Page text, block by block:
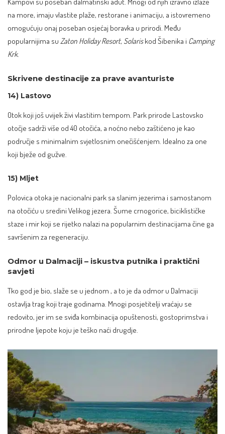
na more, imaju vlastite plaže, restorane i animaciju, a istovremeno
omogućuju onaj poseban osjećaj boravka u prirodi. Među
popularnijima su Zaton Holiday Resort, Solariskod Šibenika i Camping
Krk.
Skrivene destinacije za prave avanturiste
14) Lastovo
Otok koji još uvijek živi vlastitim tempom. Park prirode Lastovsko
otočje sadrži više od 40 otočića, a noćno nebo zaštićeno je kao
područje s minimalnim svjetlosnim onečišćenjem. Idealno za one
koji bježe od gužve.
15) Mljet
Polovica otoka je nacionalni park sa slanim jezerima i samostanom
na otočiću u sredini Velikog jezera. Šume crnogorice, biciklističke
staze i mir koji se rijetko nalazi na popularnim destinacijama čine ga
savršenim za regeneraciju.
Odmor u Dalmaciji – iskustva putnika i praktični
savjeti
Tko god je bio, slaže se u jednom , a to je da odmor u Dalmaciji
ostavlja trag koji traje godinama. Mnogi posjetitelji vraćaju se
redovito, jer im se sviđa kombinacija opuštenosti, gostoprimstva i
prirodne ljepote koju je teško naći drugdje.